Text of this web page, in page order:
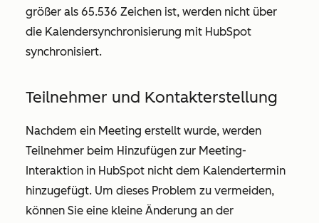
größer als 65.536 Zeichen ist, werden nicht über
die Kalendersynchronisierung mit HubSpot
synchronisiert.
Teilnehmer und Kontakterstellung
Nachdem ein Meeting erstellt wurde, werden
Teilnehmer beim Hinzufügen zur Meeting-
Interaktion in HubSpot nicht dem Kalendertermin
hinzugefügt. Um dieses Problem zu vermeiden,
können Sie eine kleine Änderung an der